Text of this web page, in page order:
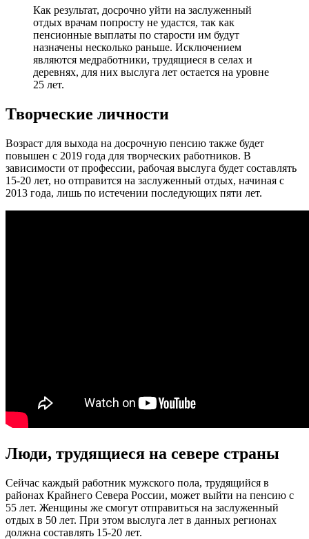
Как результат, досрочно уйти на заслуженный
отдых врачам попросту не удастся, так как
пенсионные выплаты по старости им будут
назначены несколько раньше. Исключением
являются медработники, трудящиеся в селах и
деревнях, для них выслуга лет остается на уровне
25 лет.
Творческие личности
Возраст для выхода на досрочную пенсию также будет
повышен с 2019 года для творческих работников. В
зависимости от профессии, рабочая выслуга будет составлять
15-20 лет, но отправится на заслуженный отдых, начиная с
2013 года, лишь по истечении последующих пяти лет.
Люди, трудящиеся на севере страны
Сейчас каждый работник мужского пола, трудящийся в
районах Крайнего Севера России, может выйти на пенсию с
55 лет. Женщины же смогут отправиться на заслуженный
отдых в 50 лет. При этом выслуга лет в данных регионах
должна составлять 15-20 лет.